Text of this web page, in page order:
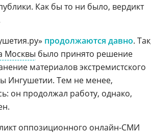
Как бы то ни было, вердикт
продолжаются давно.
Москвы было принято решение
материалов экстремистского
Ингушетии. Тем не менее,
он продолжал работу, однако,
оппозиционного онлайн-СМИ